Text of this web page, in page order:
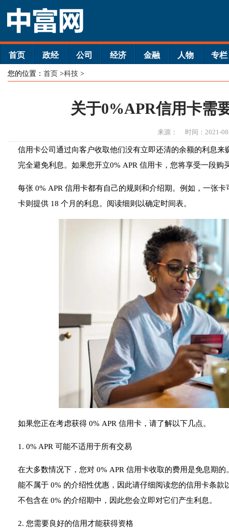
首页 政经 公司 经济 金融 人物 专栏
您的位置： 首页 >科技 >
关于0%APR信用卡需
来源： 时间：2021-
信用卡公司通过向客户收取他们没有立即还清的余额的利息
完全避免利息。如果您开立0% APR 信用卡，您将享受一段购
每张 0% APR 信用卡都有自己的规则和介绍期。例如，一张
卡则提供 18 个月的利息。阅读细则以确定时间表。
如果您正在考虑获得 0% APR 信用卡，请了解以下几点。
1. 0% APR 可能不适用于所有交易
在大多数情况下，您对 0% APR 信用卡收取的费用是免息期
能不属于 0% 的介绍性优惠，因此请仔细阅读您的信用卡条
不包含在 0% 的介绍期中，因此您会立即对它们产生利息。
2. 您需要良好的信用才能获得资格